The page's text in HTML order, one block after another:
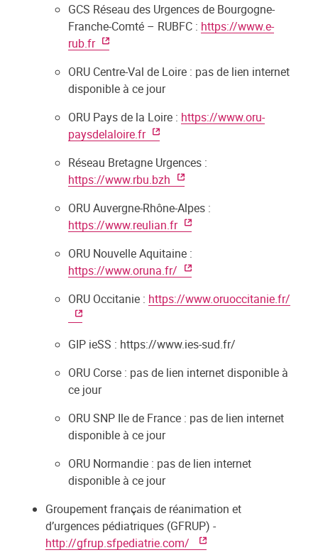
GCS Réseau des Urgences de Bourgogne-
Franche-Comté – RUBFC : https://www.e-
rub.fr
ORU Centre-Val de Loire : pas de lien internet
disponible à ce jour
ORU Pays de la Loire : https://www.oru-
paysdelaloire.fr
Réseau Bretagne Urgences :
https://www.rbu.bzh
ORU Auvergne-Rhône-Alpes :
https://www.reulian.fr
ORU Nouvelle Aquitaine :
https://www.oruna.fr/
ORU Occitanie : https://www.oruoccitanie.fr/
GIP ieSS : https://www.ies-sud.fr/
ORU Corse : pas de lien internet disponible à
ce jour
ORU SNP Ile de France : pas de lien internet
disponible à ce jour
ORU Normandie : pas de lien internet
disponible à ce jour
Groupement français de réanimation et
d’urgences pédiatriques (GFRUP) -
http://gfrup.sfpediatrie.com/